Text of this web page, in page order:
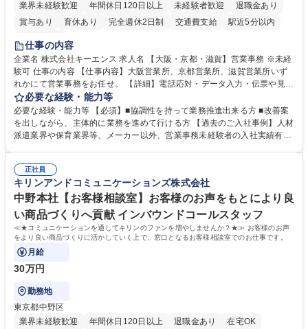
業界未経験歓迎
年間休日120日以上 未経験者歓迎
退職金あり
賞与あり
育休あり 完全週休2日制 交通費支給
駅近5分以内
土日祝休み
仕事の内容
企業名 株式会社キーエンス 求人名 【大阪・京都・滋賀】営業事務 ※未経
験可 仕事の内容 【仕事内容】大阪営業所、京都営業所、滋賀営業所いず
れかにて営業事務をお任せ。 【詳細】電話応対・データ入力・伝票や見積
の作成・カタログ送付・来客対応・営業所内で発生する事務業務や業務改
善をお任せ。 【教育制度】ご入社後、育成担当とペアになりながらOJTに
て業務を覚えていただくことが可能です。業務システムがきちんと構築さ
れているため、スムーズに仕事に慣れることができる環境です。また、
募集職種 【大阪・京都・滋賀】営業事務 ※未経験可
必要な経験・能力等
必要な経験・能力等 【必須】■協調性を持って業務推進出来る方 ■改善案
を出しながら、主体的に業務を進めて行ける方 【過去のご入社事例】人材
派遣業界や保育業界等、メーカー以外、営業事務未経験者の入社実績有
えて、お客様や社員の状況に合わせ、能動的なサポート、改善の動きも期
待され。組織を支えるスペシャリストとして、チームに貢献し、結果的に
社員から頼られる存在になることができます。平均19:30の退勤以降の業
務の持ち帰りも禁止されており、メリハリのある働き方となります。 学
歴・資格 学歴：大学院 大学 高専 短大 語学力： 資格：
正社員
キリンアンドコミュニケーションズ株式会社
中野本社【お客様相談室】お客様のお声をもとにより良
い商品づくりへ貢献 インバウンドコールスタッフ
≪★コミュニケーションを通してキリンのファンを増やしませんか？★≫ お客様のお声
をより良い商品づくりに活かしていく上で、窓口となるお客様相談室でのお仕事です。
月給
30万円
勤務地
東京都中野区
業界未経験歓迎
年間休日120日以上 退職金あり 在宅OK